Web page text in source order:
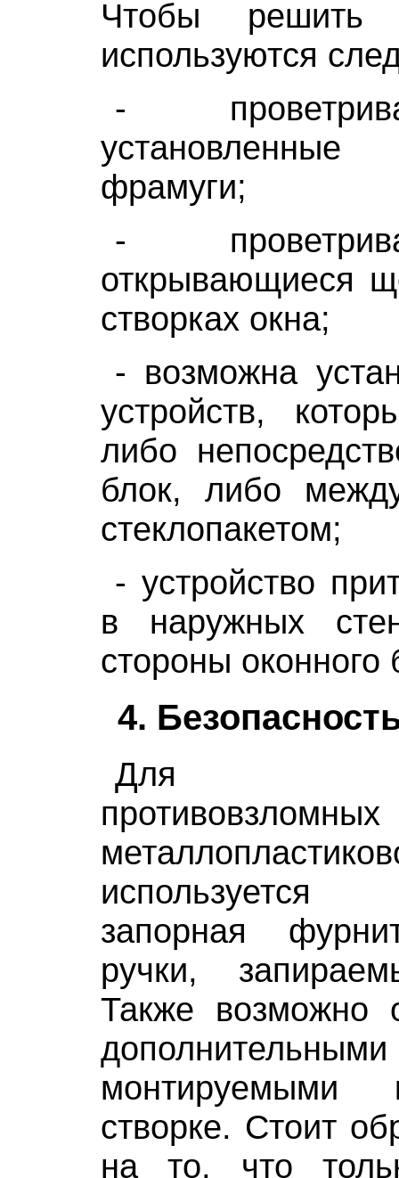
Чтобы решить
используются
-
фрамуги;
-
открывающиеся
створках окна;
- возможна
устройств,
либо
блок, либо
стеклопакетом;
- устройство
в наружных
стороны оконного
4.
Для
запорная
ручки,
Также возможно
створке. Стоит
на то, что